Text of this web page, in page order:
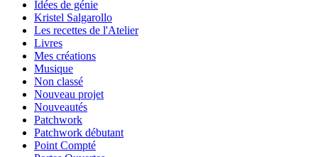
Idées de génie
Kristel Salgarollo
Les recettes de l'Atelier
Livres
Mes créations
Musique
Non classé
Nouveau projet
Nouveautés
Patchwork
Patchwork débutant
Point Compté